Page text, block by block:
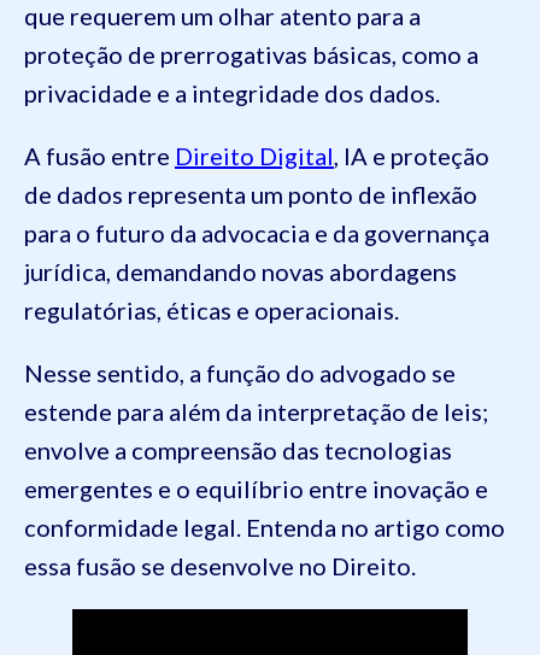
que requerem um olhar atento para a
proteção de prerrogativas básicas, como a
privacidade e a integridade dos dados.
A fusão entre Direito Digital, IA e proteção
de dados representa um ponto de inflexão
para o futuro da advocacia e da governança
jurídica, demandando novas abordagens
regulatórias, éticas e operacionais.
Nesse sentido, a função do advogado se
estende para além da interpretação de leis;
envolve a compreensão das tecnologias
emergentes e o equilíbrio entre inovação e
conformidade legal. Entenda no artigo como
essa fusão se desenvolve no Direito.